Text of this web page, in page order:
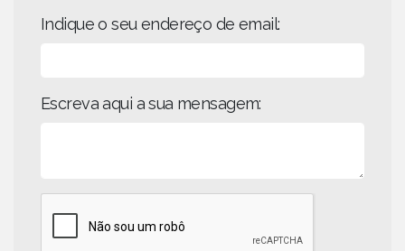
Indique o seu endereço de email:
Escreva aqui a sua mensagem: